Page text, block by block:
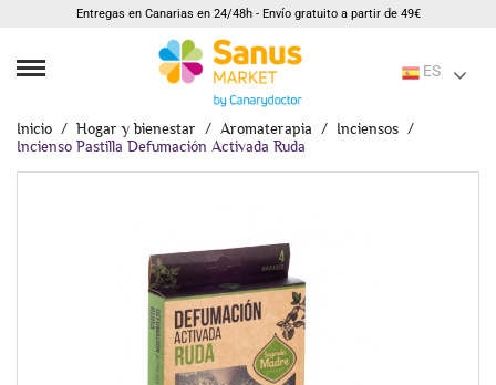
Entregas en Canarias en 24/48h - Envío gratuito a partir de 49€
ES
Inicio Hogar y bienestar Aromaterapia
Inciensos
Incienso Pastilla Defumación Activada Ruda